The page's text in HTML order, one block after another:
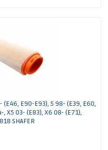
E90-E93), 5 98- (E39, E60,
, X5 03- (E83), X6 08- (E71),
SHAFER